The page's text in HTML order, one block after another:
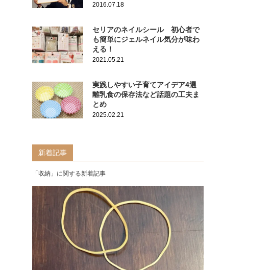
2016.07.18
セリアのネイルシール 初心者で
も簡単にジェルネイル気分が味わ
える！
2021.05.21
実践しやすい子育てアイデア4選
離乳食の保存法など話題の工夫ま
とめ
2025.02.21
新着記事
「収納」に関する新着記事